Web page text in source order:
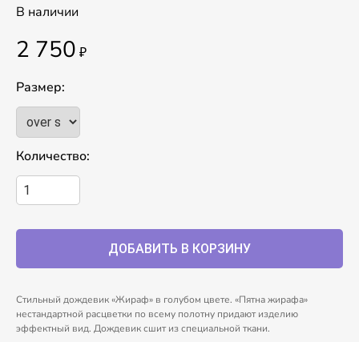
В наличии
2 750 ₽
Размер:
Количество:
Стильный дождевик «Жираф» в голубом цвете. «Пятна жирафа»
нестандартной расцветки по всему полотну придают изделию
эффектный вид. Дождевик сшит из специальной ткани.